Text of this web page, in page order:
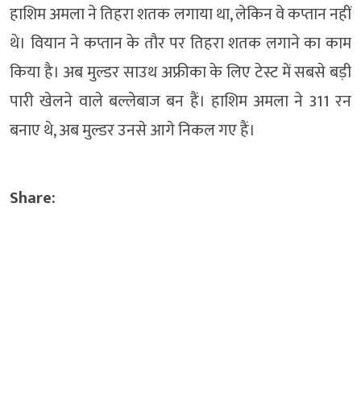
हाशिम अमला ने तिहरा शतक लगाया था, लेकिन वे कप्तान नहीं
थे। ​वियान ने कप्तान के तौर पर तिहरा शतक लगाने का काम
किया है। अब मुल्डर साउथ अफ्रीका के लिए टेस्ट में सबसे बड़ी
पारी खेलने वाले बल्लेबाज बन हैं। हाशिम अमला ने 311 रन
बनाए थे, अब मुल्डर उनसे आगे निकल गए हैं।
Share: